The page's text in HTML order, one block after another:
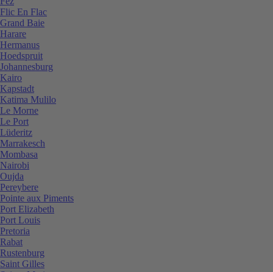
Flic En Flac
Grand Baie
Harare
Hermanus
Hoedspruit
Johannesburg
Kairo
Kapstadt
Katima Mulilo
Le Morne
Le Port
Lüderitz
Marrakesch
Mombasa
Nairobi
Oujda
Pereybere
Pointe aux Piments
Port Elizabeth
Port Louis
Pretoria
Rabat
Rustenburg
Saint Gilles